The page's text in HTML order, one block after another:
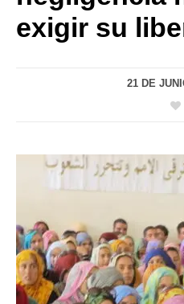
exigir su
21 DE